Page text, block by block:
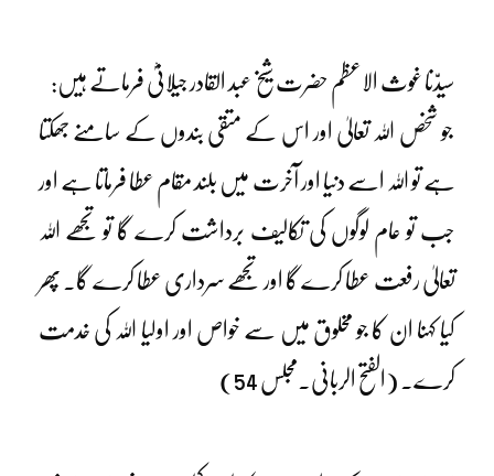
سیدّنا غوث الاعظم حضرت شیخ عبد القادر جیلانیؓ فرماتے ہیں:
جو شخص اللہ تعالیٰ اور اس کے متقی بندوں کے سامنے جھکتا
ہے تو اللہ اسے دنیا اور آخرت میں بلند مقام عطا فرماتا ہے اور
جب تو عام لوگوں کی تکالیف برداشت کرے گا تو تجھے اللہ
تعالیٰ رفعت عطا کرے گا اور تجھے سرداری عطا کرے گا۔ پھر
کیا کہنا ان کا جو مخلوق میں سے خواص اور اولیا اللہ کی خدمت
کرے۔ (الفتح الربانی۔مجلس 54)